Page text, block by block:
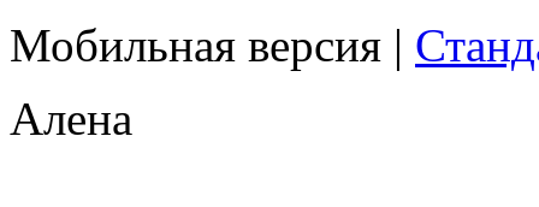
Мобильная версия |
Алена